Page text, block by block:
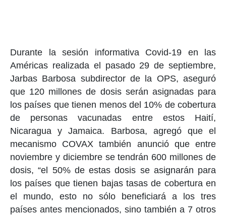
Durante la sesión informativa Covid-19 en las
Américas realizada el pasado 29 de septiembre,
Jarbas Barbosa subdirector de la OPS, aseguró
que 120 millones de dosis serán asignadas para
los países que tienen menos del 10% de cobertura
de personas vacunadas entre estos Haití,
Nicaragua y Jamaica. Barbosa, agregó que el
mecanismo COVAX también anunció que entre
noviembre y diciembre se tendrán 600 millones de
dosis, “el 50% de estas dosis se asignarán para
los países que tienen bajas tasas de cobertura en
el mundo, esto no sólo beneficiará a los tres
países antes mencionados, sino también a 7 otros